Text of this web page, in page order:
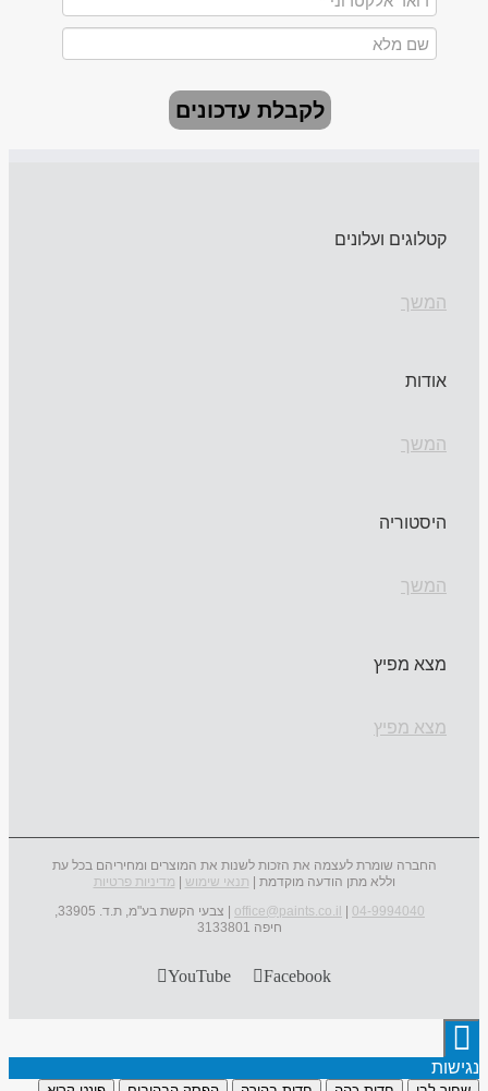
לקבלת עדכונים
קטלוגים ועלונים
המשך
אודות
המשך
היסטוריה
המשך
מצא מפיץ
מצא מפיץ
החברה שומרת לעצמה את הזכות לשנות את המוצרים ומחיריהם בכל עת
וללא מתן הודעה מוקדמת | תנאי שימוש
מדיניות פרטיות
04-9994040
office@paints.co.il
| צבעי הקשת בע"מ, ת.ד. 33905,
חיפה 3133801
Facebook
YouTube
נגישות